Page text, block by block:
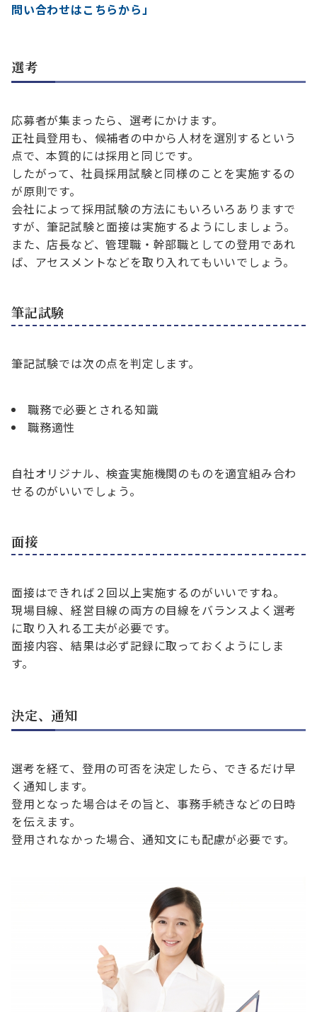
問い合わせはこちらから」
選考
応募者が集まったら、選考にかけます。
正社員登用も、候補者の中から人材を選別するという
点で、本質的には採用と同じです。
したがって、社員採用試験と同様のことを実施するの
が原則です。
会社によって採用試験の方法にもいろいろありますで
すが、筆記試験と面接は実施するようにしましょう。
また、店長など、管理職・幹部職としての登用であれ
ば、アセスメントなどを取り入れてもいいでしょう。
筆記試験
筆記試験では次の点を判定します。
職務で必要とされる知識
職務適性
自社オリジナル、検査実施機関のものを適宜組み合わ
せるのがいいでしょう。
面接
面接はできれば２回以上実施するのがいいですね。
現場目線、経営目線の両方の目線をバランスよく選考
に取り入れる工夫が必要です。
面接内容、結果は必ず記録に取っておくようにしま
す。
決定、通知
選考を経て、登用の可否を決定したら、できるだけ早
く通知します。
登用となった場合はその旨と、事務手続きなどの日時
を伝えます。
登用されなかった場合、通知文にも配慮が必要です。